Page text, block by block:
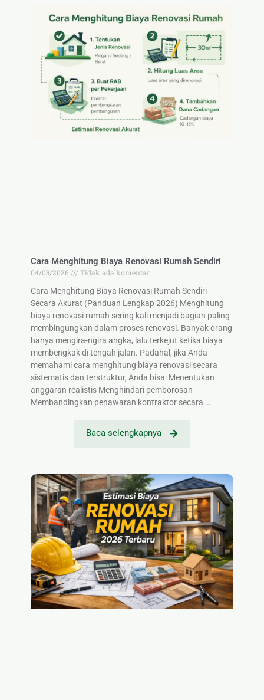
Cara Menghitung Biaya Renovasi Rumah Sendiri
04/03/2026
Tidak ada komentar
Cara Menghitung Biaya Renovasi Rumah Sendiri
Secara Akurat (Panduan Lengkap 2026) Menghitung
biaya renovasi rumah sering kali menjadi bagian paling
membingungkan dalam proses renovasi. Banyak orang
hanya mengira-ngira angka, lalu terkejut ketika biaya
membengkak di tengah jalan. Padahal, jika Anda
memahami cara menghitung biaya renovasi secara
sistematis dan terstruktur, Anda bisa: Menentukan
anggaran realistis Menghindari pemborosan
Membandingkan penawaran kontraktor secara …
Baca selengkapnya